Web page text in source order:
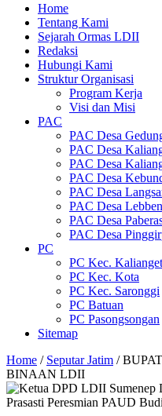
Home
Tentang Kami
Sejarah Ormas LDII
Redaksi
Hubungi Kami
Struktur Organisasi
Program Kerja
Visi dan Misi
PAC
PAC Desa
PAC Desa
PAC Desa
PAC Desa
PAC Desa
PAC Desa
PAC Desa
PAC Desa
PC
PC Kec. Kalianget
PC Kec. Kota
PC Kec. Saronggi
PC Batuan
PC Pasongsongan
Sitemap
Home / Seputar Jatim /
BINAAN LDII